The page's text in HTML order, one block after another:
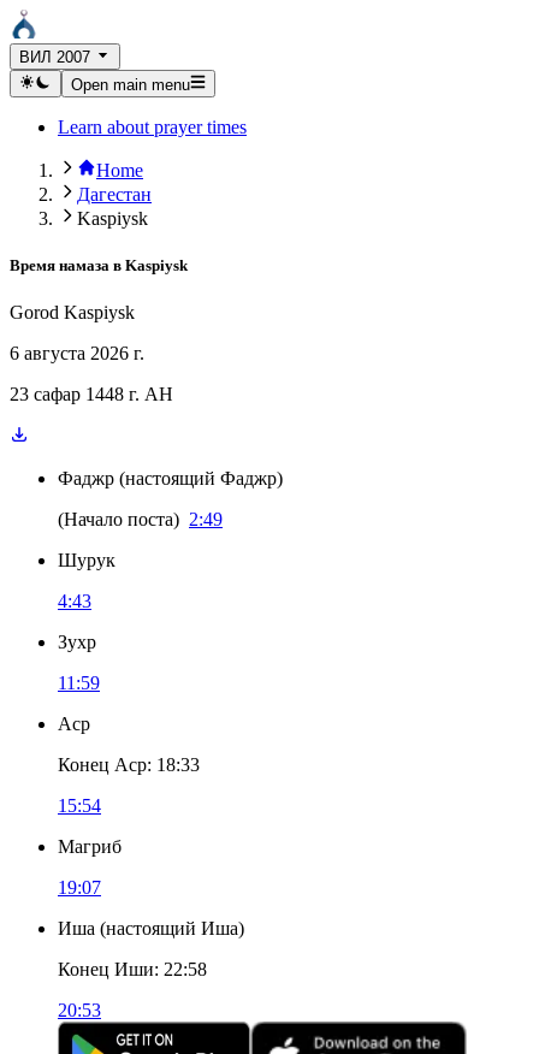
ВИЛ 2007
Open main menu
Learn about prayer times
Home
Дагестан
Kaspiysk
Время намаза в Kaspiysk
Gorod Kaspiysk
6 августа 2026 г.
23 сафар 1448 г. AH
Фаджр (настоящий Фаджр)
(Начало поста) 2:49
Шурук
4:43
Зухр
11:59
Аср
Конец Аср: 18:33
15:54
Магриб
19:07
Иша (настоящий Иша)
Конец Иши: 22:58
20:53